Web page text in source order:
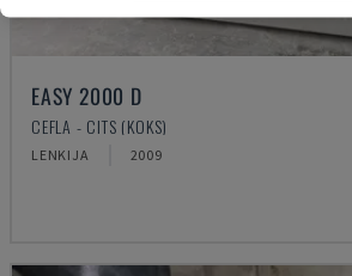
EASY 2000 D
CEFLA - CITS (KOKS)
LENKIJA 2009